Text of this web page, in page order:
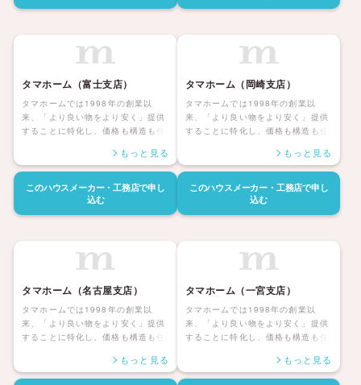
フ、ハッピーホーム」を展開してい
フ、ハッピーホーム」を展開してい
タマホーム（富士支店）
タマホームでは1998年の創業以
来、「より良い物をより安く」提供
することに特化し、価格も構造も住
る「大安心の家シリーズ」を展開し
ています。災害にも強く家族みんな
が健康で安心して暮らせる家、アフ
ターサポートも自社社員にて対応し
フ、ハッピーホーム」を展開してい
もっと見る
このハウスメーカー・工務店で申し
込む
タマホーム（岡崎支店）
タマホームでは1998年の創業以
来、「より良い物をより安く」提供
することに特化し、価格も構造も住
る「大安心の家シリーズ」を展開し
ています。災害にも強く家族みんな
が健康で安心して暮らせる家、アフ
ターサポートも自社社員にて対応し
フ、ハッピーホーム」を展開してい
もっと見る
このハウスメーカー・工務店で申し
込む
タマホーム（名古屋支店）
タマホームでは1998年の創業以
来、「より良い物をより安く」提供
することに特化し、価格も構造も住
る「大安心の家シリーズ」を展開し
ています。災害にも強く家族みんな
もっと見る
タマホーム（一宮支店）
タマホームでは1998年の創業以
来、「より良い物をより安く」提供
することに特化し、価格も構造も住
る「大安心の家シリーズ」を展開し
ています。災害にも強く家族みんな
もっと見る